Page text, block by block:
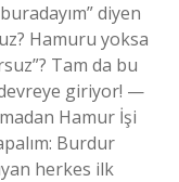
diyen
Hamuru yoksa
Tam da bu
giriyor! —
Hamur İşi
Burdur
herkes ilk